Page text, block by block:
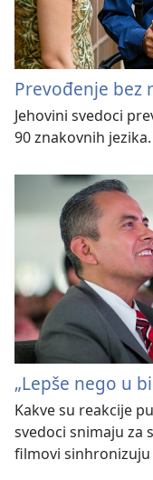
Prevođenje bez
Jehovini svedoci
90 znakovnih
„Lepše nego u
Kakve su reakcije
svedoci snimaju za
filmovi